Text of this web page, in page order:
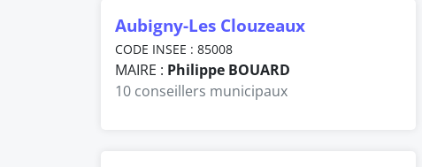
Aubigny-Les Clouzeaux
CODE INSEE : 85008
MAIRE : Philippe BOUARD
10 conseillers municipaux